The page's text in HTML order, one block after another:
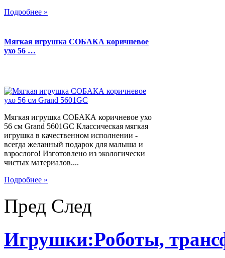
Подробнее »
Мягкая игрушка СОБАКА коричневое
ухо 56 …
Мягкая игрушка СОБАКА коричневое ухо
56 см Grand 5601GC Классическая мягкая
игрушка в качественном исполнении -
всегда желанный подарок для малыша и
взрослого! Изготовлено из экологически
чистых материалов....
Подробнее »
Пред След
Игрушки:Роботы,